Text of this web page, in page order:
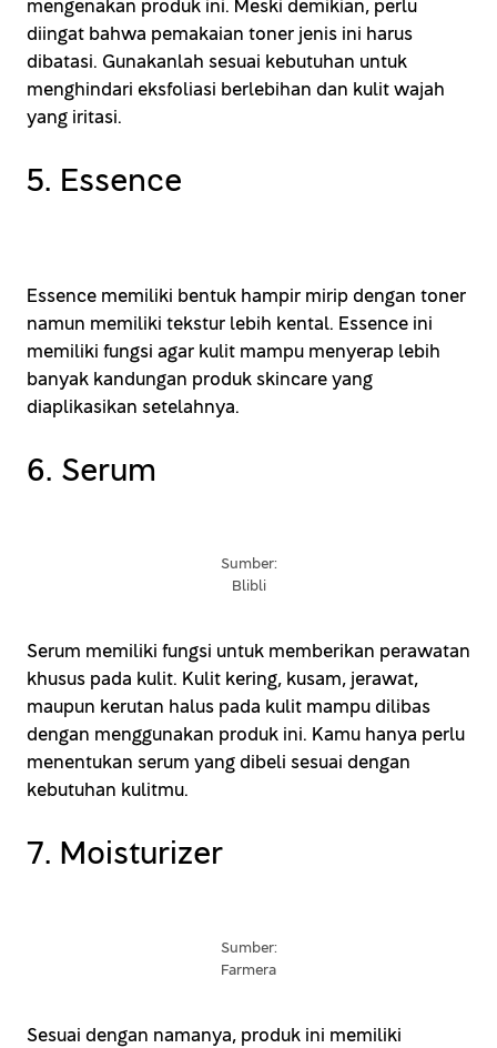
mengenakan produk ini. Meski demikian, perlu
diingat bahwa pemakaian toner jenis ini harus
dibatasi. Gunakanlah sesuai kebutuhan untuk
menghindari eksfoliasi berlebihan dan kulit wajah
yang iritasi.
5. Essence
Essence memiliki bentuk hampir mirip dengan toner
namun memiliki tekstur lebih kental. Essence ini
memiliki fungsi agar kulit mampu menyerap lebih
banyak kandungan produk skincare yang
diaplikasikan setelahnya.
6. Serum
Sumber:
Blibli
Serum memiliki fungsi untuk memberikan perawatan
khusus pada kulit. Kulit kering, kusam, jerawat,
maupun kerutan halus pada kulit mampu dilibas
dengan menggunakan produk ini. Kamu hanya perlu
menentukan serum yang dibeli sesuai dengan
kebutuhan kulitmu.
7. Moisturizer
Sumber:
Farmera
Sesuai dengan namanya, produk ini memiliki